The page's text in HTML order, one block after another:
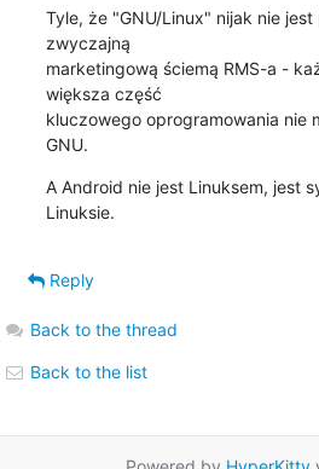
Tyle, że "GNU/Linux" nijak nie
zwyczajną
marketingową ściemą RMS-a -
większa część
kluczowego oprogramowania nie
GNU.
A Android nie jest Linuksem, jest
Linuksie.
Reply
Back to the thread
Back to the list